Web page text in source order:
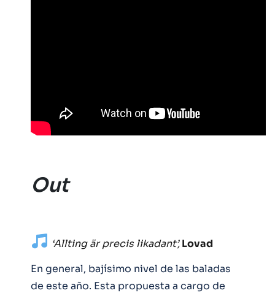
Out
‘Allting är precis likadant’,Lovad
En general, bajísimo nivel de las baladas
de este año. Esta propuesta a cargo de